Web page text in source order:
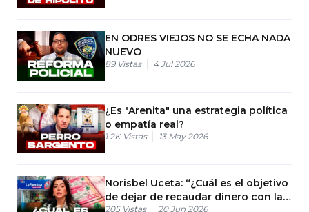
EN ODRES VIEJOS NO SE ECHA NADA
NUEVO
89 Vistas 4 Jul 2026
¿Es "Arenita" una estrategia política
o empatía real?
1.2K Vistas 13 May 2026
Norisbel Uceta: “¿Cuál es el objetivo
de dejar de recaudar dinero con las
205 Vistas 20 Jun 2026